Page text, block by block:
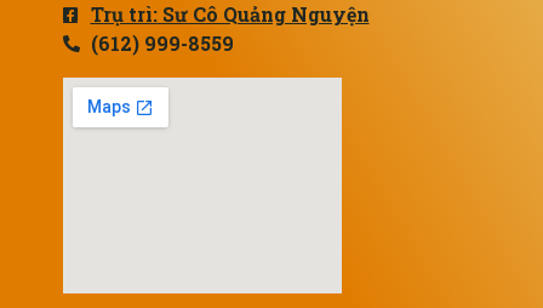
Trụ trì: Sư Cô Quảng Nguyện
(612) 999-8559